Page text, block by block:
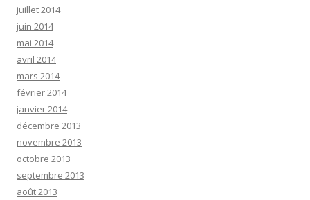
juillet 2014
juin 2014
mai 2014
avril 2014
mars 2014
février 2014
janvier 2014
décembre 2013
novembre 2013
octobre 2013
septembre 2013
août 2013